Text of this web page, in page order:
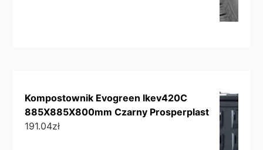
Kompostownik Evogreen Ikev420C
885X885X800mm Czarny Prosperplast
191.04zł